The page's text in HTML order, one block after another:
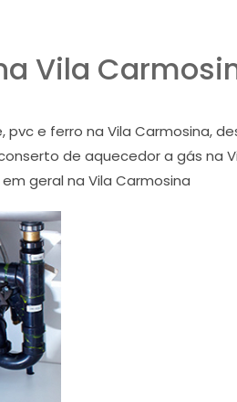
Vila
pvc e ferro na Vila Carmosina,
de aquecedor a gás na
geral na Vila Carmosina